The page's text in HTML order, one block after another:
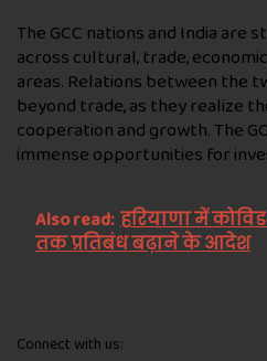
The GCC nations and India
across cultural, trade,
areas. Relations between the
beyond trade, as they realize
cooperation and growth. The
immense opportunities for
Also read: हरियाणा में
तक प्रतिबंध बढ़ाने के आदेश
Connect with us: